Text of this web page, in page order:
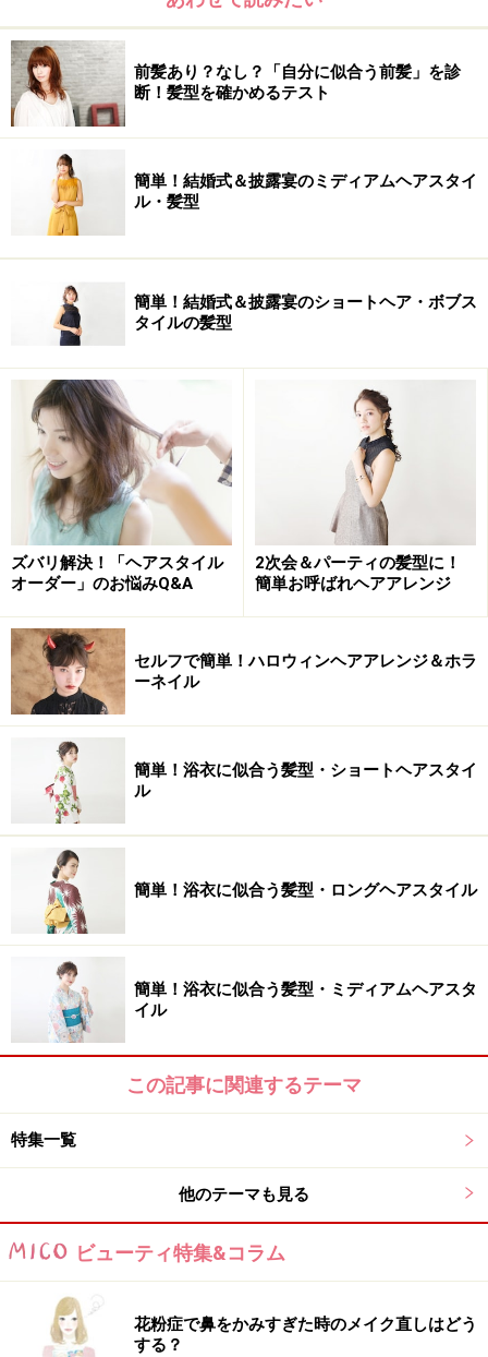
前髪あり？なし？「自分に似合う前髪」を診
断！髪型を確かめるテスト
簡単！結婚式＆披露宴のミディアムヘアスタイ
ル・髪型
簡単！結婚式＆披露宴のショートヘア・ボブス
タイルの髪型
ズバリ解決！「ヘアスタイル
オーダー」のお悩みQ&A
2次会＆パーティの髪型に！
簡単お呼ばれヘアアレンジ
セルフで簡単！ハロウィンヘアアレンジ＆ホラ
ーネイル
簡単！浴衣に似合う髪型・ショートヘアスタイ
ル
簡単！浴衣に似合う髪型・ロングヘアスタイル
簡単！浴衣に似合う髪型・ミディアムヘアスタ
イル
この記事に関連するテーマ
特集一覧
他のテーマも見る
ビューティ特集&コラム
花粉症で鼻をかみすぎた時のメイク直しはどう
する？